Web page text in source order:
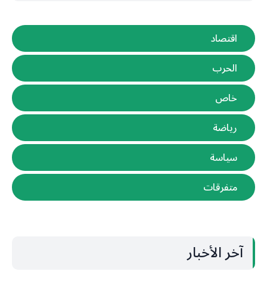
اقتصاد
الحرب
خاص
رياضة
سياسة
متفرقات
آخر الأخبار